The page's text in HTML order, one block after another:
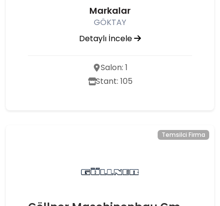
Markalar
GÖKTAY
Detaylı İncele
Salon: 1
Stant: 105
Temsilci Firma